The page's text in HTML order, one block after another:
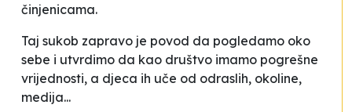
činjenicama.
Taj sukob zapravo je povod da pogledamo oko
sebe i utvrdimo da kao društvo imamo pogrešne
vrijednosti, a djeca ih uče od odraslih, okoline,
medija...